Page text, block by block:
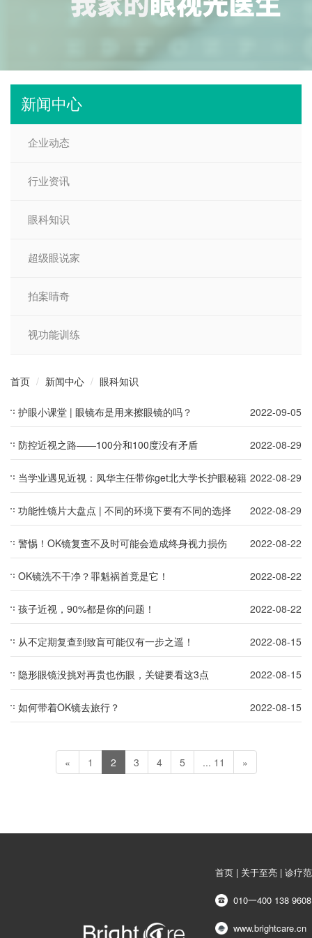
新闻中心
企业动态
行业资讯
眼科知识
超级眼说家
拍案睛奇
视功能训练
首页 新闻中心 眼科知识
护眼小课堂 | 眼镜布是用来擦眼镜的吗？ 2022-09-05
防控近视之路——100分和100度没有矛盾 2022-08-29
当学业遇见近视：凤华主任带你get北大学长护眼秘籍 2022-08-29
功能性镜片大盘点 | 不同的环境下要有不同的选择 2022-08-29
警惕！OK镜复查不及时可能会造成终身视力损伤 2022-08-22
OK镜洗不干净？罪魁祸首竟是它！ 2022-08-22
孩子近视，90%都是你的问题！ 2022-08-22
从不定期复查到致盲可能仅有一步之遥！ 2022-08-15
隐形眼镜没挑对再贵也伤眼，关键要看这3点 2022-08-15
如何带着OK镜去旅行？ 2022-08-15
« 1 2 3 4 5 ... 11 »
首页 | 关于至亮 | 诊疗
010一400 138 9608
www.brightcare.cn